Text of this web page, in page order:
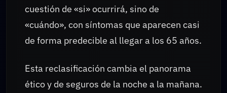
cuestión de «si» ocurrirá, sino de
«cuándo», con síntomas que aparecen casi
de forma predecible al llegar a los 65 años.
Esta reclasificación cambia el panorama
ético y de seguros de la noche a la mañana.